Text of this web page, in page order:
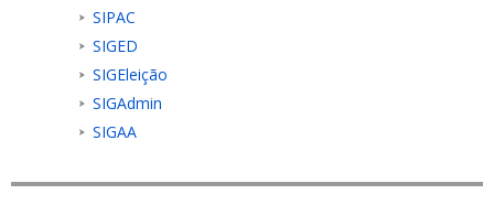
SIPAC
SIGED
SIGEleição
SIGAdmin
SIGAA